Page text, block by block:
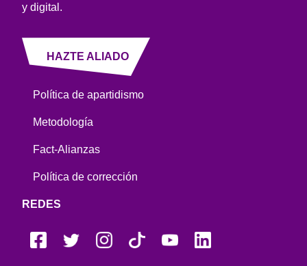
y digital.
HAZTE ALIADO
Política de apartidismo
Metodología
Fact-Alianzas
Política de corrección
REDES